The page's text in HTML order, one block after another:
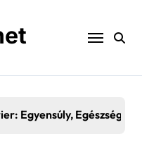
Egyensúly, Egészség,